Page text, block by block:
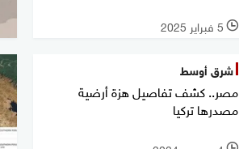
l 5 فبراير 2025
شرق أوسط
مصر.. كشف تفاصيل هزة أرضية
مصدرها تركيا